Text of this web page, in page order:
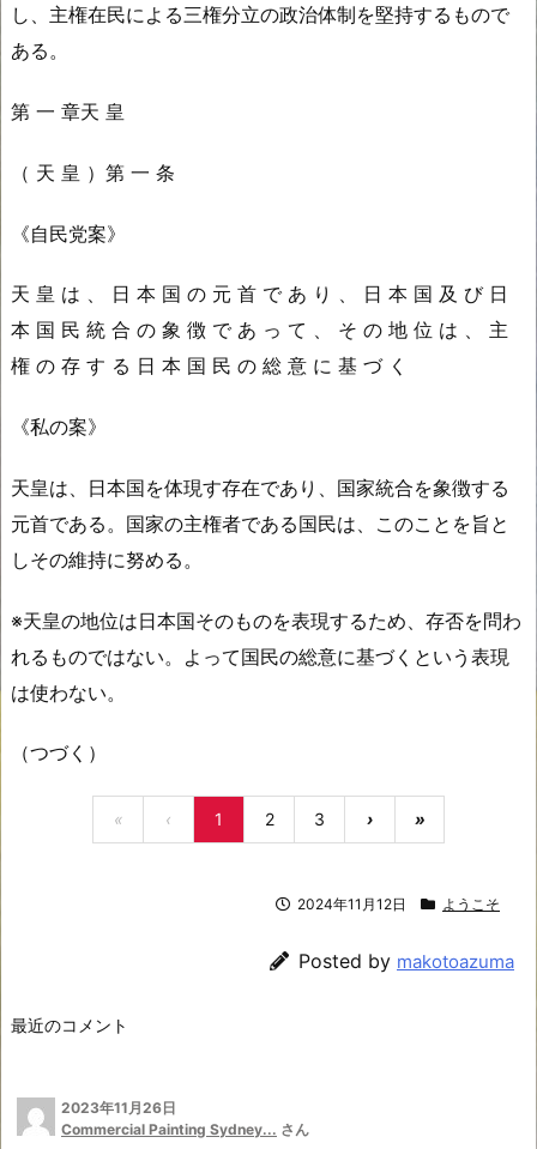
し、主権在民による三権分立の政治体制を堅持するもので
ある。
第 一 章天 皇
（ 天 皇 ） 第 一 条
《自民党案》
天 皇 は 、 日 本 国 の 元 首 で あ り 、 日 本 国 及 び 日
本 国 民 統 合 の 象 徴 で あ っ て 、 そ の 地 位 は 、 主
権 の 存 す る 日 本 国 民 の 総 意 に 基 づ く
《私の案》
天皇は、日本国を体現す存在であり、国家統合を象徴する
元首である。国家の主権者である国民は、このことを旨と
しその維持に努める。
※天皇の地位は日本国そのものを表現するため、存否を問わ
れるものではない。よって国民の総意に基づくという表現
は使わない。
（つづく）
« ‹ 1 2 3 › »
2024年11月12日 ようこそ
Posted by makotoazuma
最近のコメント
2023年11月26日
Commercial Painting Sydney... さん